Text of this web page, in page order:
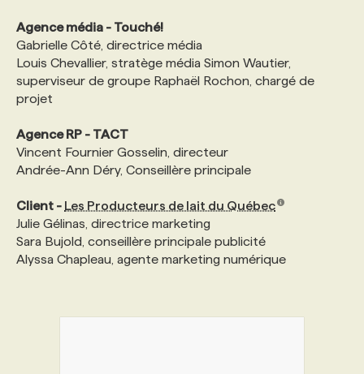
Agence média - Touché!
Gabrielle Côté, directrice média
Louis Chevallier, stratège média Simon Wautier,
superviseur de groupe Raphaël Rochon, chargé de
projet
Agence RP - TACT
Vincent Fournier Gosselin, directeur
Andrée-Ann Déry, Conseillère principale
Client - Les Producteurs de lait du Québec
Julie Gélinas, directrice marketing
Sara Bujold, conseillère principale publicité
Alyssa Chapleau, agente marketing numérique